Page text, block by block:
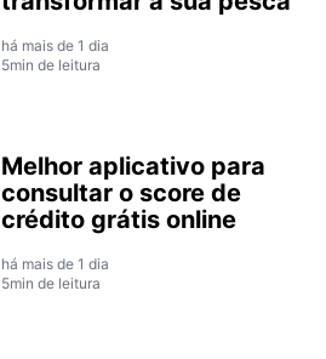
há mais de 1 dia
5min de leitura
Melhor aplicativo para
consultar o score de
crédito grátis online
há mais de 1 dia
5min de leitura